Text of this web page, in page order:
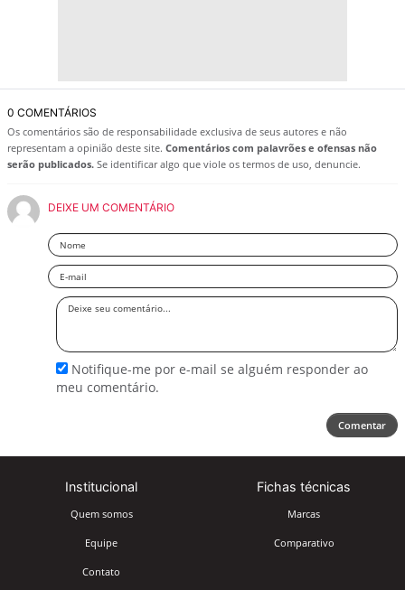
0 COMENTÁRIOS
Os comentários são de responsabilidade exclusiva de seus autores e não
representam a opinião deste site. Comentários com palavrões e ofensas não
serão publicados. Se identificar algo que viole os termos de uso, denuncie.
DEIXE UM COMENTÁRIO
Nome
Email
Deixe
Notifique-me por e-mail se alguém responder ao
meu comentário.
Comentar
Institucional
Quem somos
Equipe
Contato
Fichas técnicas
Marcas
Comparativo